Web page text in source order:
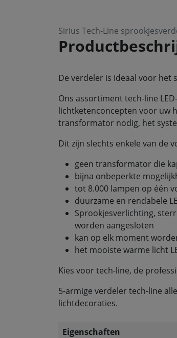
Sirius Tech-Line
De verdeler is ideaal voor het
Ons assortiment tech-line
lichtketenconcepten voor uw
transformator nodig, het
Dit zijn slechts enkele van de
geen transformator die
bijna onbeperkte
tot 8.000 lampen op één
duurzame en rendabele
Sprookjesverlichting,
worden aangesloten
kan op elk moment
het mooiste warme licht
Kies voor tech-line, de
5-armige verdeler tech-line
lichtdecoraties.
Eigenschaften